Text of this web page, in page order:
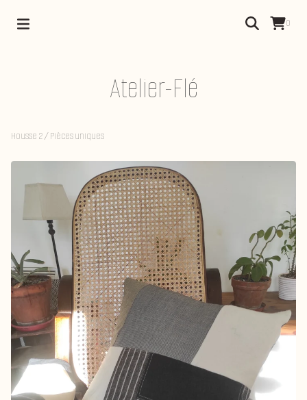
0
Atelier-Flé
Housse 2/Pièces uniques